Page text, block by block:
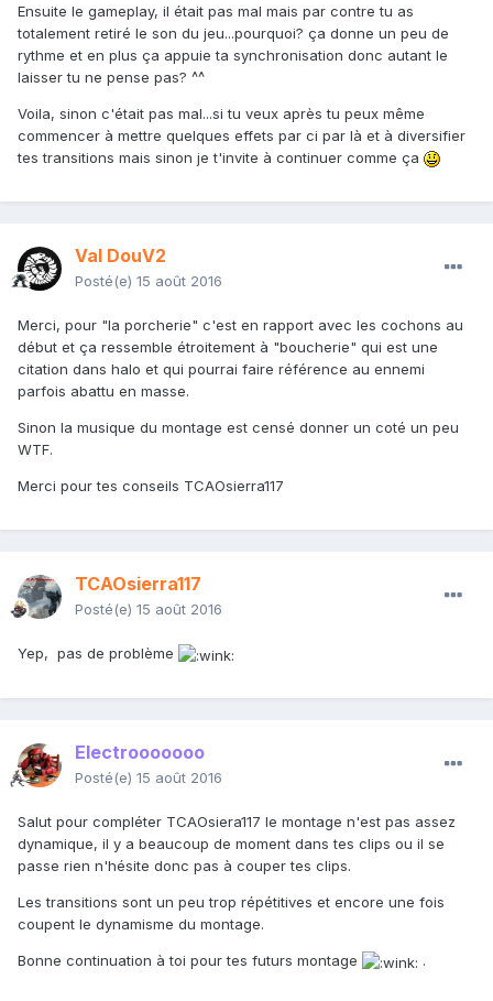
Ensuite le gameplay, il était pas mal mais par contre tu as
totalement retiré le son du jeu...pourquoi? ça donne un peu de
rythme et en plus ça appuie ta synchronisation donc autant le
laisser tu ne pense pas? ^^
Voila, sinon c'était pas mal...si tu veux après tu peux même
commencer à mettre quelques effets par ci par là et à diversifier
tes transitions mais sinon je t'invite à continuer comme ça
Val DouV2
Posté(e) 15 août 2016
Merci, pour "la porcherie" c'est en rapport avec les cochons au
début et ça ressemble étroitement à "boucherie" qui est une
citation dans halo et qui pourrai faire référence au ennemi
parfois abattu en masse.
Sinon la musique du montage est censé donner un coté un peu
WTF.
Merci pour tes conseils TCAOsierra117
TCAOsierra117
Posté(e) 15 août 2016
Yep, pas de problème
Electrooooooo
Posté(e) 15 août 2016
Salut pour compléter TCAOsiera117 le montage n'est pas assez
dynamique, il y a beaucoup de moment dans tes clips ou il se
passe rien n'hésite donc pas à couper tes clips.
Les transitions sont un peu trop répétitives et encore une fois
coupent le dynamisme du montage.
Bonne continuation à toi pour tes futurs montage .